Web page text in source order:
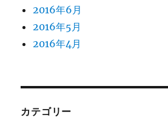
2016年6月
2016年5月
2016年4月
カテゴリー